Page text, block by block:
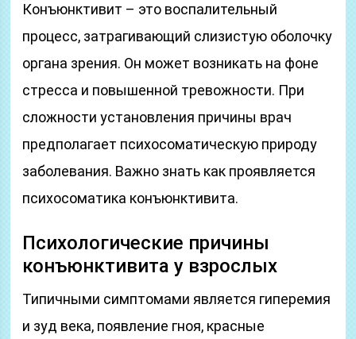
Конъюнктивит – это воспалительный
процесс, затрагивающий слизистую оболочку
органа зрения. Он может возникать на фоне
стресса и повышенной тревожности. При
сложности установления причины врач
предполагает психосоматическую природу
заболевания. Важно знать как проявляется
психосоматика конъюнктивита.
Психологические причины
конъюнктивита у взрослых
Типичными симптомами является гиперемия
и зуд века, появление гноя, красные